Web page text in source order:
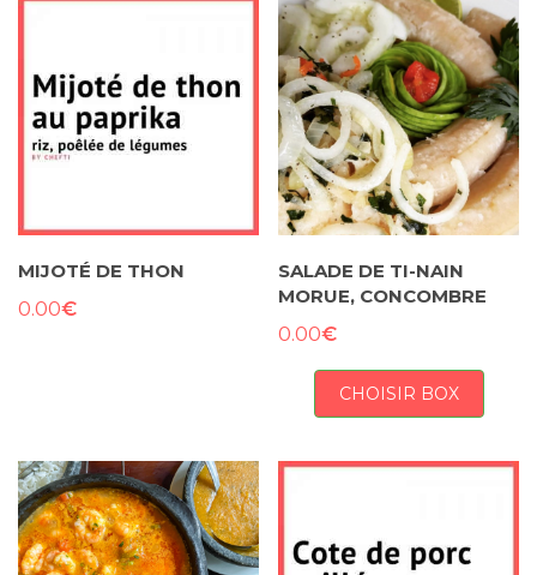
MIJOTÉ DE THON
0.00€
SALADE DE TI-NAIN
MORUE, CONCOMBRE
0.00€
CHOISIR BOX